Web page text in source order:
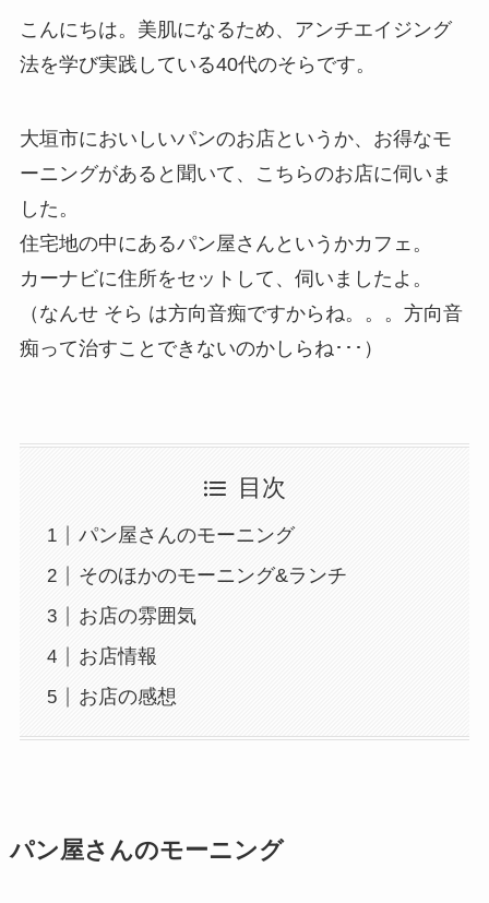
こんにちは。美肌になるため、アンチエイジング
法を学び実践している40代のそらです。
大垣市においしいパンのお店というか、お得なモ
ーニングがあると聞いて、こちらのお店に伺いま
した。
住宅地の中にあるパン屋さんというかカフェ。
カーナビに住所をセットして、伺いましたよ。
（なんせ そら は方向音痴ですからね。。。方向音
痴って治すことできないのかしらね･･･）
目次
パン屋さんのモーニング
そのほかのモーニング&ランチ
お店の雰囲気
お店情報
お店の感想
パン屋さんのモーニング